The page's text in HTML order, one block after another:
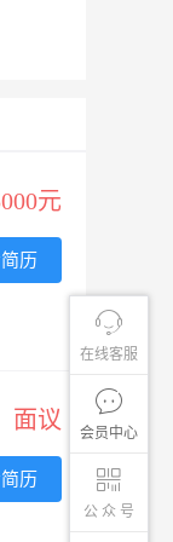
在线客服
会员中心
公 众 号
元
历
面议
历